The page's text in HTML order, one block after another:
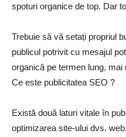
spoturi organice de top. Dar
Trebuie să vă setați propriul
publicul potrivit cu mesajul
organică pe termen lung,
Ce este publicitatea SEO ?
Există două laturi vitale în
optimizarea site-ului dvs.